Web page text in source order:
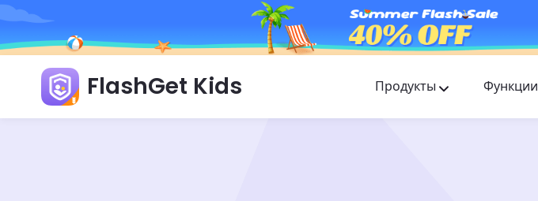
FlashGet Kids Продукты
FlashGet Kids
Функции